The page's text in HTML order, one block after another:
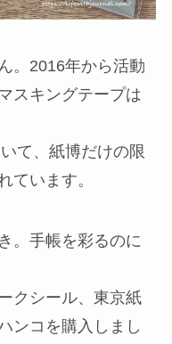
。2016年から活動
スキングテープは
て、紙博だけの限
ています。
。手帳を彩るのに
クシール、東京紙
ンコを購入しまし